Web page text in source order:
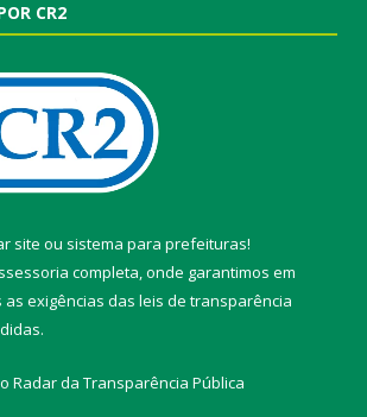
CR2
site ou sistema para prefeituras!
completa, onde garantimos em
exigências das leis de transparência
Radar da Transparência Pública